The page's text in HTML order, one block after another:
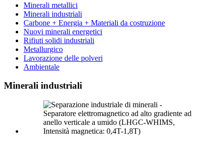
Minerali metallici
Minerali industriali
Carbone + Energia + Materiali da costruzione
Nuovi minerali energetici
Rifiuti solidi industriali
Metallurgico
Lavorazione delle polveri
Ambientale
Minerali industriali